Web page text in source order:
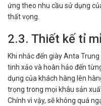
ứng theo nhu cầu sử dụng
thất vọng.
2.3. Thiết kế tỉ
Khi nhắc đến giày Anta
tinh xảo và hoàn hảo đến
dụng của khách hàng lên
trọng trong mọi khâu sản
Chính vì vậy, sẽ không quá